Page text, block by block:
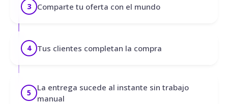
3 Comparte tu oferta con el mundo
4 Tus clientes completan la compra
5
La entrega sucede al instante sin trabajo
manual